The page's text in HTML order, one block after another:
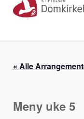
« Alle
Meny uke 5